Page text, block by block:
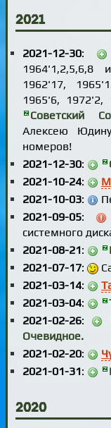
2021
2021-12-30:
1964'1,2,5,6,8
1962'17,
1965'6, 1972'2,
Советский
Алексею
номеров!
2021-12-30:
2021-10-24:
2021-10-03:
2021-09-05:
системного
2021-08-21:
2021-07-17:
2021-03-14:
2021-03-04:
2021-02-26:
Очевидное.
2021-02-20:
2021-01-31:
2020